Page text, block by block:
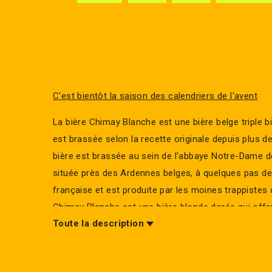
C'est bientôt la saison des calendriers de l'avent
La bière Chimay Blanche est une bière belge triple
est brassée selon la recette originale depuis plus
bière est brassée au sein de l'abbaye Notre-Dame
située près des Ardennes belges, à quelques pas
française et est produite par les moines trappistes
Chimay Blanche est une bière blonde dorée qui
fruitée et équilibrée. Les houblons apportent une
Toute la description